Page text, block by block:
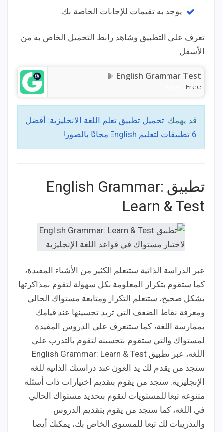
يوجد به تقيمات للإجابات الخاصة بك.
تعرف على التطبيق وشاهد رابط التحميل الخاص به من
الأسفل:
English Grammar Test
Free
قد يهمك: تحميل تطبيق تعلم اللغة الانجليزية: أفضل
6 تطبيقات لتعليم English مجانًا بالصور!
تطبيق English Grammar:
Learn & Test
عبر الدراسة الذاتية ستتعلم الكثير من الأشياء المفيدة،
كما ستقوم بتكرار المعلومة بكل سهولة لتقوم بمذاكرتها
بشكل صحيح، ستتعلم التكرار ومتابعة مستواك الحالي
ومعرفة نقاط الضعف التي تريد تحسينها عند قيامك
بممارسة اللغة، كما ستتعرف على الدروس المفيدة
لمستواك والتي ستقوم بتحسينه لتقوم بالتدرب على
اللغة، عبر تطبيق English Grammar: Learn & Test
ستجد من يقدم لك يد العون عند دراستك الذاتية للغة
الإنجليزية. ستجد من يقوم بتقديم اختيارات ذات أسئلة
متنوعة تبعا للمستويات لتقوم بتحديد مستواك الحالي
في اللغة، كما ستجد من يقوم بتقديم الدروس
والتدريبات لك تبعا للمستوى الخاص بك، يمكنك أيضا